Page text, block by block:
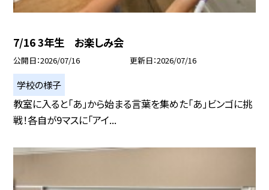
7/16 3年生 お楽しみ会
公開日 2026/07/16 更新日 2026/07/16
学校の様子
教室に入ると「あ」から始まる言葉を集めた「あ」ビンゴに挑
戦！各自が9マスに「アイ...